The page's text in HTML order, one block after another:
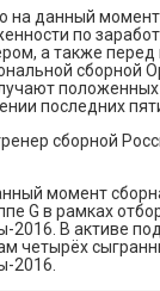
на данный
по
а также
сборной
последних
сборной
момент
G в рамках
2016. В активе
четырёх
2016.